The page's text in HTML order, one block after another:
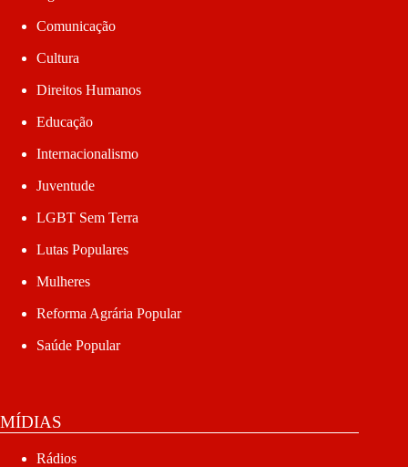
Comunicação
Cultura
Direitos Humanos
Educação
Internacionalismo
Juventude
LGBT Sem Terra
Lutas Populares
Mulheres
Reforma Agrária Popular
Saúde Popular
MÍDIAS
Rádios